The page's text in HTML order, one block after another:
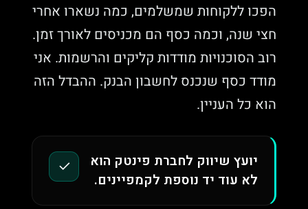
הפכו ללקוחות שמשלמים, כמה נשארו אחרי
חצי שנה, וכמה כסף הם מכניסים לאורך זמן.
רוב הסוכנויות מודדות קליקים והרשמות. אני
מודד כסף שנכנס לחשבון הבנק. ההבדל הזה
הוא כל העניין.
✓
יועץ שיווק לחברת פינטק הוא
לא עוד יד נוספת לקמפיינים.